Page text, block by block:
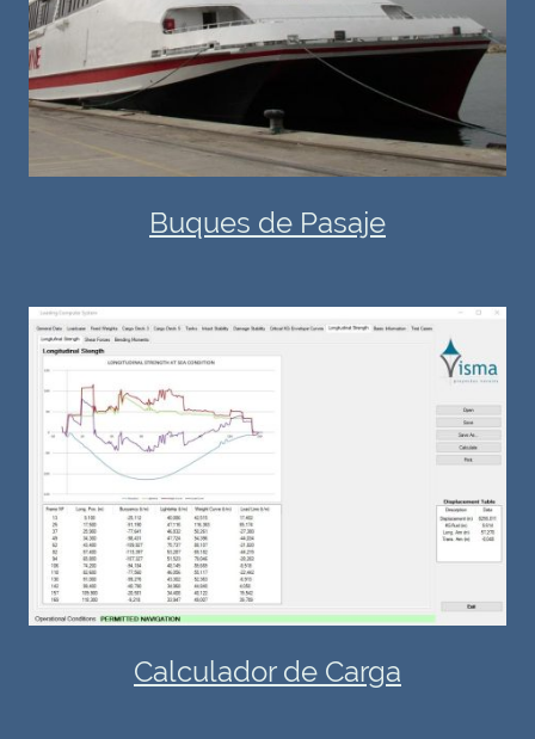
Buques de Pasaje
Calculador de Carga